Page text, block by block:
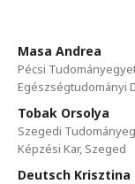
Masa Andrea
Pécsi
Egészségtudományi
Tobak Orsolya
Szegedi
Képzési Kar, Szeged
Deutsch Krisztina